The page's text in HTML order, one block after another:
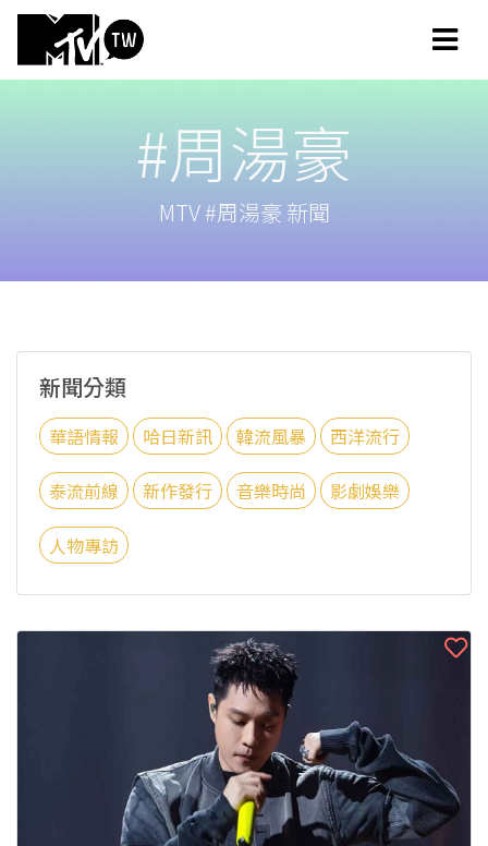
#周湯豪
MTV #周湯豪 新聞
新聞分類
華語情報 哈日新訊 韓流風暴 西洋流行
泰流前線 新作發行 音樂時尚 影劇娛樂
人物專訪